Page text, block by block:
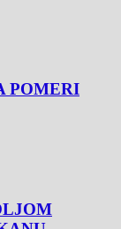
POMERI